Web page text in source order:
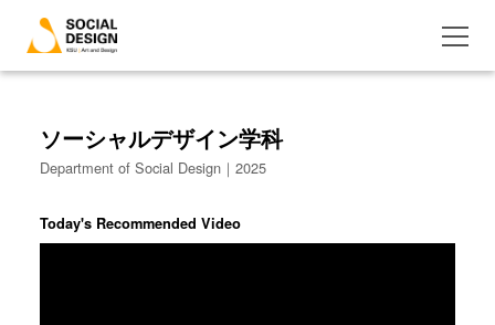
ソーシャルデザイン学科
Department of Social Design｜2025
Today's Recommended Video